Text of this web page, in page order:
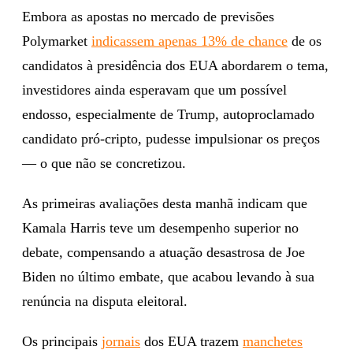
Embora as apostas no mercado de previsões
Polymarket indicassem apenas 13% de chance de os
candidatos à presidência dos EUA abordarem o tema,
investidores ainda esperavam que um possível
endosso, especialmente de Trump, autoproclamado
candidato pró-cripto, pudesse impulsionar os preços
— o que não se concretizou.
As primeiras avaliações desta manhã indicam que
Kamala Harris teve um desempenho superior no
debate, compensando a atuação desastrosa de Joe
Biden no último embate, que acabou levando à sua
renúncia na disputa eleitoral.
Os principais jornais dos EUA trazem manchetes